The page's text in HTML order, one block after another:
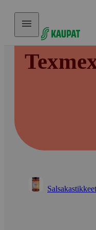
Hyppää sisältöön
Salsakastikkeet